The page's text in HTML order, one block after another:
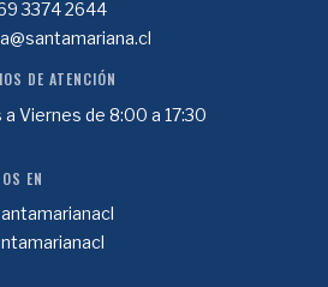
3374 2644
DE ATENCIÓN
a Viernes de 8:00 a 17:30
EN